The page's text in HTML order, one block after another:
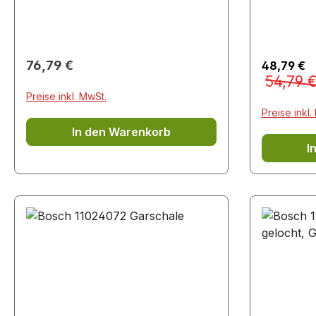
Regulärer Preis:
76,79 €
Preise inkl. MwSt.
In den Warenkorb
48,79 €
54,79 €
Preise inkl.